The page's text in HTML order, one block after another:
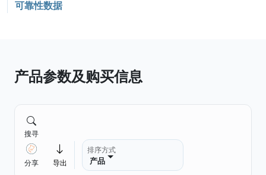
可靠性数据
产品参数及购买信息
搜寻
分享 导出
排序方式
产品